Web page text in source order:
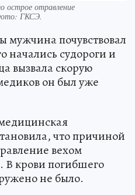
отравление
ГКСЭ.
мужчина почувствовал
начались судороги и
вызвала скорую
он был уже
что причиной
вехом
В крови погибшего
не было.